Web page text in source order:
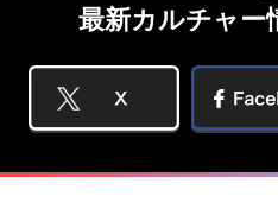
最新カルチャー